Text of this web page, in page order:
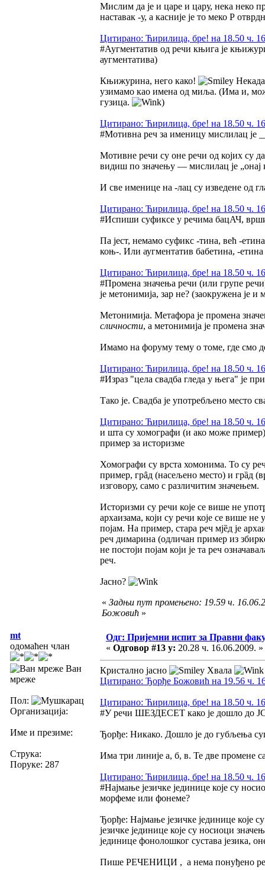
Мислим да је и царе и цару, нека неко
наставак -у, а касније је то меко Р
Цитирано: Ћирилица, бре! на 18.50 ч.
#Аугментатив од речи књига је
аугментатива)
Књижурина, него како!
узимамо као имена од миља. (Има и,
гузица.
)
Цитирано: Ћирилица, бре! на 18.50 ч.
#Мотивна реч за именицу мислилац је
Мотивне речи су оне речи од којих су
видиш по значењу — мислилац је „онај
И све именице на -лац су изведене од
Цитирано: Ћирилица, бре! на 18.50 ч.
#Испиши суфиксе у речима бацАЧ,
Па јест, немамо суфикс -тина, већ -
коњ-. Или аугментатив бабетина, -
Цитирано: Ћирилица, бре! на 18.50 ч.
#Промена значења речи (или групе
је метонимија, зар не? (заокружена је и
Метонимија. Метафора је промена
сличности, а метонимија је промена
Имамо на форуму тему о томе, где смо
Цитирано: Ћирилица, бре! на 18.50 ч.
#Израз "цела свадба гледа у њега" је
Тако је. Свадба је употребљено место
Цитирано: Ћирилица, бре! на 18.50 ч.
и шта су хомографи (и ако може
пример за историзме
Хомографи су врста хомонима. То су
пример, грȃд (насељено место) и грȁд
изговору, само с различитим значењем.
Историзми су речи које се више не
архаизама, који су речи које се више
појам. На пример, стара реч мјȅд је
реч димарина (одличан пример из
не постоји појам који је та реч
реч.
Јасно?
« Задњи пут промењено: 19.59 ч.
Божовић »
mt
одомаћен члан
Ван
мреже
Пол:
Организација:
Име и презиме:
Струка:
Поруке: 287
Одг: Пријемни испит за Правни
« Одговор #13 у: 20.28 ч. 16.06.2009. »
Кристално јасно
Хвала
Цитирано: Ђорђе Божовић на 19.56 ч.
Цитирано: Ћирилица, бре! на 18.50 ч.
#У речи ШЕЗДЕСЕТ како је дошло до
Ђорђе: Никако. Дошло је до губљења
Има три линије а, б, в. Те две промене
Цитирано: Ћирилица, бре! на 18.50 ч.
#Најмање језичке јединице које су
морфеме или фонеме?
Ђорђе: Најмање језичке јединице које
језичке јединице које су носиоци
јединице фонолошког сустава језика,
Пише РЕЧЕНИЦИ , а нема понуђено